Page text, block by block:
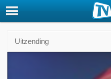
Uitzending